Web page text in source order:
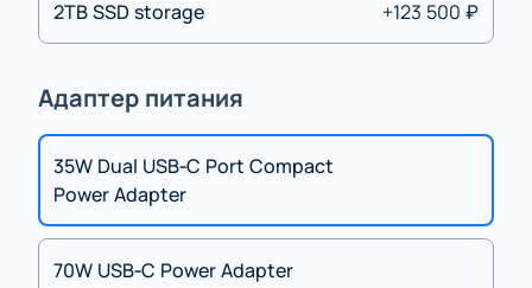
2TB SSD storage +123 500 ₽
Адаптер питания
35W Dual USB‑C Port Compact
Power Adapter
70W USB‑C Power Adapter